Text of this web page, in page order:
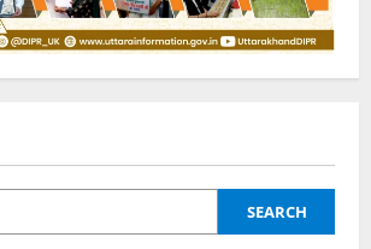
SEARCH